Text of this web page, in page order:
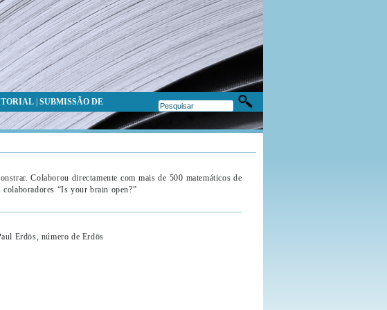
| SUBMISSÃO DE
Colaborou directamente com mais de 500 matemáticos de
colaboradores “Is your brain open?”
Erdös, número de Erdös